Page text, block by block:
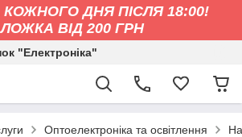
КОЖНОГО ДНЯ ПІСЛЯ 18:00!
ВІД 200 ГРН
"Електроніка"
Оптоелектроніка та освітлення